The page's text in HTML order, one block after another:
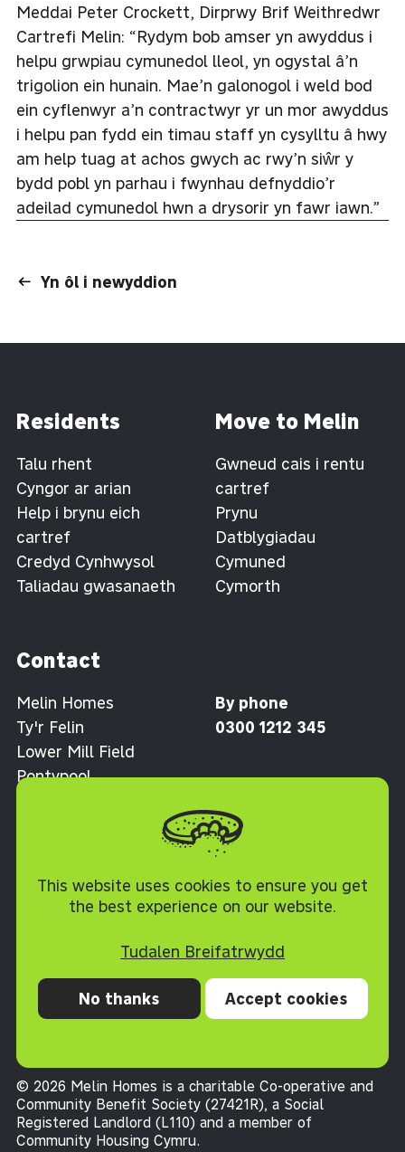
This website uses cookies to ensure you get
the best experience on our website.
Tudalen Breifatrwydd
No thanks Accept cookies
Meddai Peter Crockett, Dirprwy Brif Weithredwr
Cartrefi Melin: “Rydym bob amser yn awyddus i
helpu grwpiau cymunedol lleol, yn ogystal â’n
trigolion ein hunain. Mae’n galonogol i weld bod
ein cyflenwyr a’n contractwyr yr un mor awyddus
i helpu pan fydd ein timau staff yn cysylltu â hwy
am help tuag at achos gwych ac rwy’n siŵr y
bydd pobl yn parhau i fwynhau defnyddio’r
adeilad cymunedol hwn a drysorir yn fawr iawn.”
Yn ôl i newyddion
Residents
Talu rhent
Cyngor ar arian
Help i brynu eich
cartref
Credyd Cynhwysol
Taliadau gwasanaeth
Move to Melin
Gwneud cais i rentu
cartref
Prynu
Datblygiadau
Cymuned
Cymorth
Contact
Melin Homes
Ty'r Felin
Lower Mill Field
Pontypool
By phone
0300 1212 345
Preifatrwydd Cwcis
Datganiad hygyrchedd
Telerau ac Amodau
© 2026 Melin Homes is a charitable Co-operative and
Community Benefit Society (27421R), a Social
Registered Landlord (L110) and a member of
Community Housing Cymru.